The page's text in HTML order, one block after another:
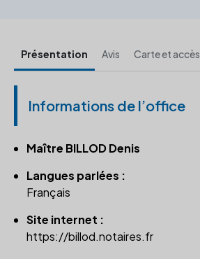
Présentation Avis Carte et accès
Informations de l’office
Maître BILLOD Denis
Langues parlées :
Français
Site internet :
https://billod.notaires.fr